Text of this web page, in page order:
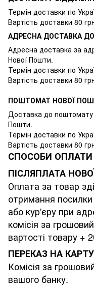
Термін доставки по
Вартість доставки 80
АДРЕСНА ДОСТАВКА
Адресна доставка за
Нової Пошти.
Термін доставки по
Вартість доставки 80
ПОШТОМАТ НОВОЇ
Доставка до поштомату
Пошти.
Термін доставки по
Вартість доставки 80
СПОСОБИ ОПЛАТИ
ПІСЛЯПЛАТА
Оплата за товар
отримання
або кур'єру при
комісія за
вартості товару +
ПЕРЕКАЗ НА
Комісія за
вашого банку.